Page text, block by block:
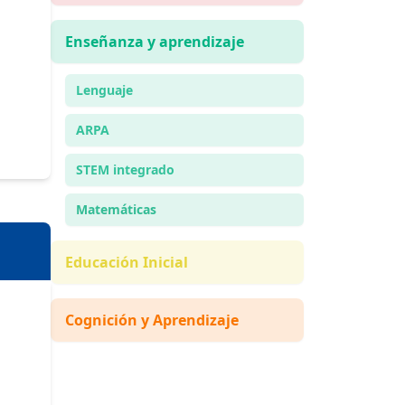
Enseñanza y aprendizaje
Lenguaje
ARPA
STEM integrado
Matemáticas
Educación Inicial
Cognición y Aprendizaje